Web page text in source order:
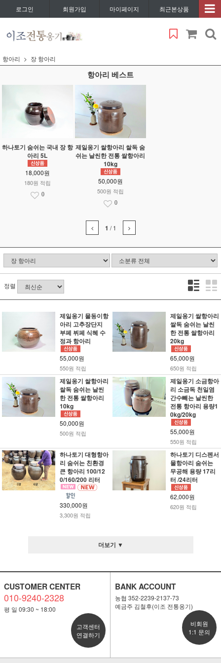
로그인 회원가입 마이페이지 최근본상품
항아리 장 항아리
항아리 베스트
하나토기 숨쉬는 국내 장 항
아리 5L
18,000원
180원 적립
0
제일옹기 쌀항아리 쌀독 숨
쉬는 날씬한 전통 쌀항아리
10kg
50,000원
500원 적립
0
1 /1
정렬
제일옹기 물동이항
아리 고추장단지
부페 뷔페 식혜 수
정과 항아리
55,000원
550원 적립
제일옹기 쌀항아리
쌀독 숨쉬는 날씬
한 전통 쌀항아리
20kg
65,000원
650원 적립
제일옹기 쌀항아리
쌀독 숨쉬는 날씬
한 전통 쌀항아리
10kg
50,000원
500원 적립
제일옹기 소금항아
리 소금독 천일염
간수빼는 날씬한
전통 항아리 용량1
0kg/20kg
55,000원
550원 적립
하나토기 대형항아
리 숨쉬는 친환경
큰 항아리 100/12
0/160/200 리터
330,000원
3,300원 적립
하나토기 디스펜서
물항아리 숨쉬는
무공해 용량 17리
터 /24리터
62,000원
620원 적립
더보기 ▼
CUSTOMER CENTER
010-9240-2328
평 일 09:30 ~ 18:00
고객센터
연결하기
BANK ACCOUNT
농협 352-2239-2137-73
예금주 김철후(이조 전통옹기)
비회원
1:1 문의